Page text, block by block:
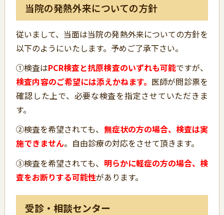
当院の発熱外来についての方針
従いまして、当面は当院の発熱外来についての方針を
以下のようにいたします。予めご了承下さい。
➀検査はPCR検査と抗原検査のいずれも可能ですが、
検査内容のご希望には添えかねます。 医師が問診票を
確認した上で、必要な検査を指定させていただきま
す。
②検査を希望されても、 無症状の方の場合、検査は実
施できません。自由診療の対応をさせて頂きます。
③検査を希望されても、 明らかに軽症の方の場合、検
査をお断りする可能性があります。
受診・相談センター